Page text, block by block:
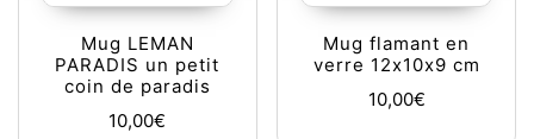
Mug LEMAN
PARADIS un petit
coin de paradis
10,00€
Mug flamant en
verre 12x10x9 cm
10,00€